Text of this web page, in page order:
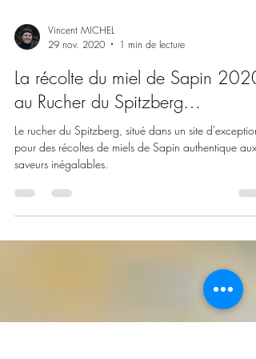
29 nov. 2020
1 min de lecture
La récolte du miel de Sapin 2020,
au Rucher du Spitzberg…
Le rucher du Spitzberg, situé dans un site d'exception,
saveurs inégalables.